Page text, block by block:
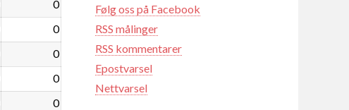
0
0
0
0
0
Følg oss på Facebook
RSS målinger
RSS kommentarer
Epostvarsel
Nettvarsel